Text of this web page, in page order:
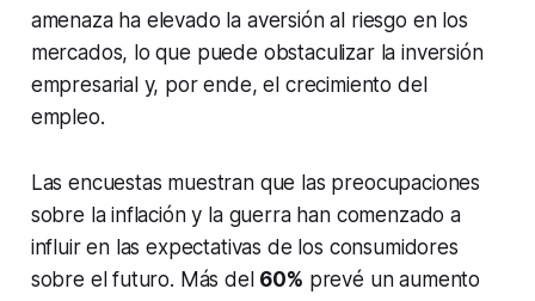
amenaza ha elevado la aversión al riesgo en los
mercados, lo que puede obstaculizar la inversión
empresarial y, por ende, el crecimiento del
empleo.
Las encuestas muestran que las preocupaciones
sobre la inflación y la guerra han comenzado a
influir en las expectativas de los consumidores
sobre el futuro. Más del 60% prevé un aumento